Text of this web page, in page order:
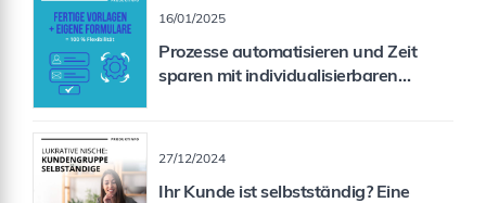
16/01/2025
Prozesse automatisieren und Zeit
sparen mit individualisierbaren
27/12/2024
Ihr Kunde ist selbstständig? Eine